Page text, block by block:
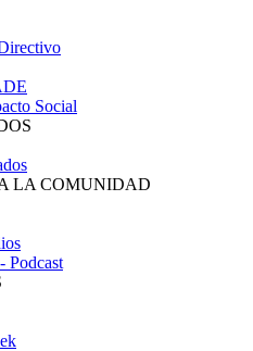
Social
LA COMUNIDAD
Podcast